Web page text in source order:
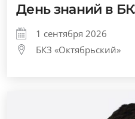
День знаний в
1 сентября 2026
БКЗ «Октябрьский»